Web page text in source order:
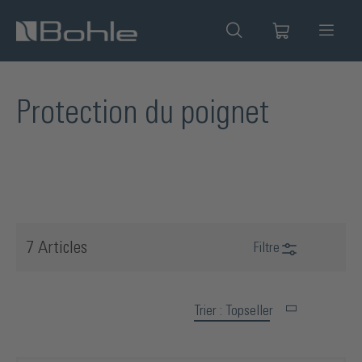
principal
Protection du poignet
7 Articles Filtre
Trier : Topseller